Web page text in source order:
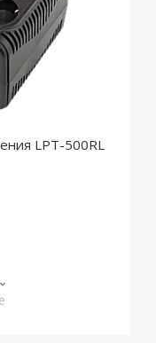
LPT-500RL